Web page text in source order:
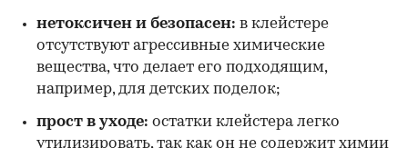
нетоксичен и безопасен: в клейстере
отсутствуют агрессивные химические
вещества, что делает его подходящим,
например, для детских поделок;
прост в уходе: остатки клейстера легко
утилизировать, так как он не содержит химии